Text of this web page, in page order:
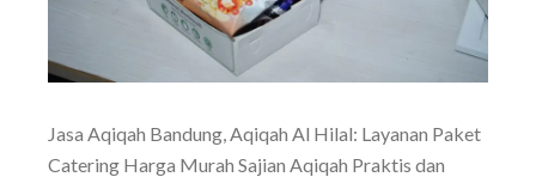
Jasa Aqiqah Bandung, Aqiqah Al Hilal: Layanan Paket
Catering Harga Murah Sajian Aqiqah Praktis dan